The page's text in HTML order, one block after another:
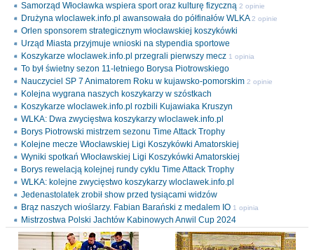
Samorząd Włocławka wspiera sport oraz kulturę fizyczną 2 opinie
Drużyna wloclawek.info.pl awansowała do półfinałów WLKA 2 opinie
Orlen sponsorem strategicznym włocławskiej koszykówki
Urząd Miasta przyjmuje wnioski na stypendia sportowe
Koszykarze wloclawek.info.pl przegrali pierwszy mecz 1 opinia
To był świetny sezon 11-letniego Borysa Piotrowskiego
Nauczyciel SP 7 Animatorem Roku w kujawsko-pomorskim 2 opinie
Kolejna wygrana naszych koszykarzy w szóstkach
Koszykarze wloclawek.info.pl rozbili Kujawiaka Kruszyn
WLKA: Dwa zwycięstwa koszykarzy wloclawek.info.pl
Borys Piotrowski mistrzem sezonu Time Attack Trophy
Kolejne mecze Włocławskiej Ligi Koszykówki Amatorskiej
Wyniki spotkań Włocławskiej Ligi Koszykówki Amatorskiej
Borys rewelacją kolejnej rundy cyklu Time Attack Trophy
WLKA: kolejne zwycięstwo koszykarzy wloclawek.info.pl
Jedenastolatek zrobił show przed tysiącami widzów
Brąz naszych wioślarzy. Fabian Barański z medalem IO 1 opinia
Mistrzostwa Polski Jachtów Kabinowych Anwil Cup 2024